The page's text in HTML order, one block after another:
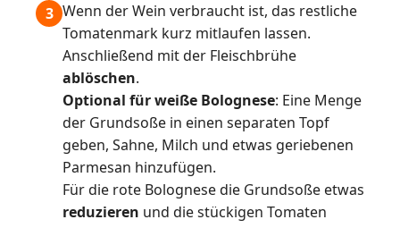
3 Wenn der Wein verbraucht ist, das restliche
Tomatenmark kurz mitlaufen lassen.
Anschließend mit der Fleischbrühe
ablöschen.
Optional für weiße Bolognese: Eine Menge
der Grundsoße in einen separaten Topf
geben, Sahne, Milch und etwas geriebenen
Parmesan hinzufügen.
Für die rote Bolognese die Grundsoße etwas
reduzieren und die stückigen Tomaten